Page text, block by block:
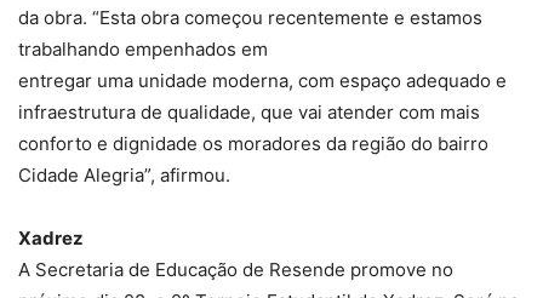
da obra. “Esta obra começou recentemente e estamos
trabalhando empenhados em
entregar uma unidade moderna, com espaço adequado e
infraestrutura de qualidade, que vai atender com mais
conforto e dignidade os moradores da região do bairro
Cidade Alegria”, afirmou.
Xadrez
A Secretaria de Educação de Resende promove no